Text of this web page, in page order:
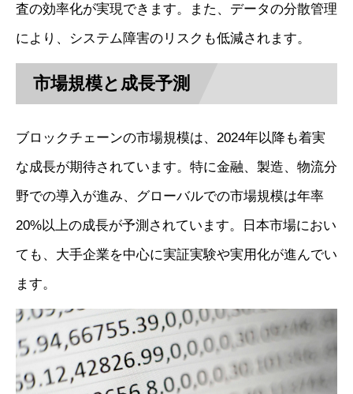
査の効率化が実現できます。また、データの分散管理
により、システム障害のリスクも低減されます。
市場規模と成長予測
ブロックチェーンの市場規模は、2024年以降も着実
な成長が期待されています。特に金融、製造、物流分
野での導入が進み、グローバルでの市場規模は年率
20%以上の成長が予測されています。日本市場におい
ても、大手企業を中心に実証実験や実用化が進んでい
ます。